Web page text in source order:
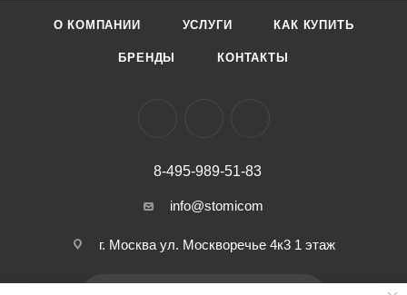
О КОМПАНИИ УСЛУГИ КАК КУПИТЬ
БРЕНДЫ КОНТАКТЫ
8-495-989-51-83
info@stomicom
г. Москва ул. Москворечье 4к3 1 этаж